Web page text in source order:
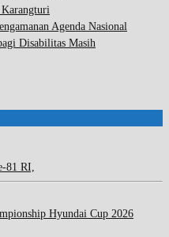
Agenda Nasional
Disabilitas Masih
81 RI,
Hyundai Cup 2026